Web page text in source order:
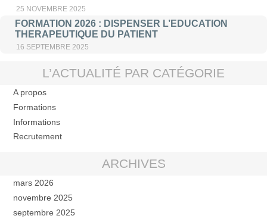
25 NOVEMBRE 2025
FORMATION 2026 : DISPENSER L’EDUCATION
THERAPEUTIQUE DU PATIENT
16 SEPTEMBRE 2025
L’ACTUALITÉ PAR CATÉGORIE
A propos
Formations
Informations
Recrutement
ARCHIVES
mars 2026
novembre 2025
septembre 2025